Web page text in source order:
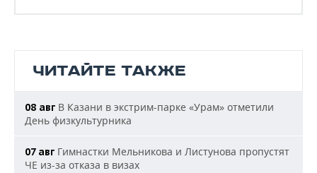
ЧИТАЙТЕ ТАКЖЕ
08 авг В Казани в экстрим-парке «Урам» отметили
День физкультурника
07 авг Гимнастки Мельникова и Листунова пропустят
ЧЕ из-за отказа в визах